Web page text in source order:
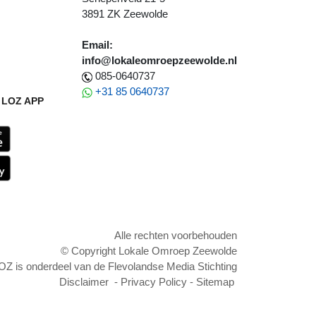
APP
3891 ZK Zeewolde
Email:
info@lokaleomroepzeewolde.nl
085-0640737
+31 85 0640737
Alle rechten voorbehouden
© Copyright Lokale Omroep Zeewolde
is onderdeel van de Flevolandse Media Stichting
Disclaimer - Privacy Policy - Sitemap